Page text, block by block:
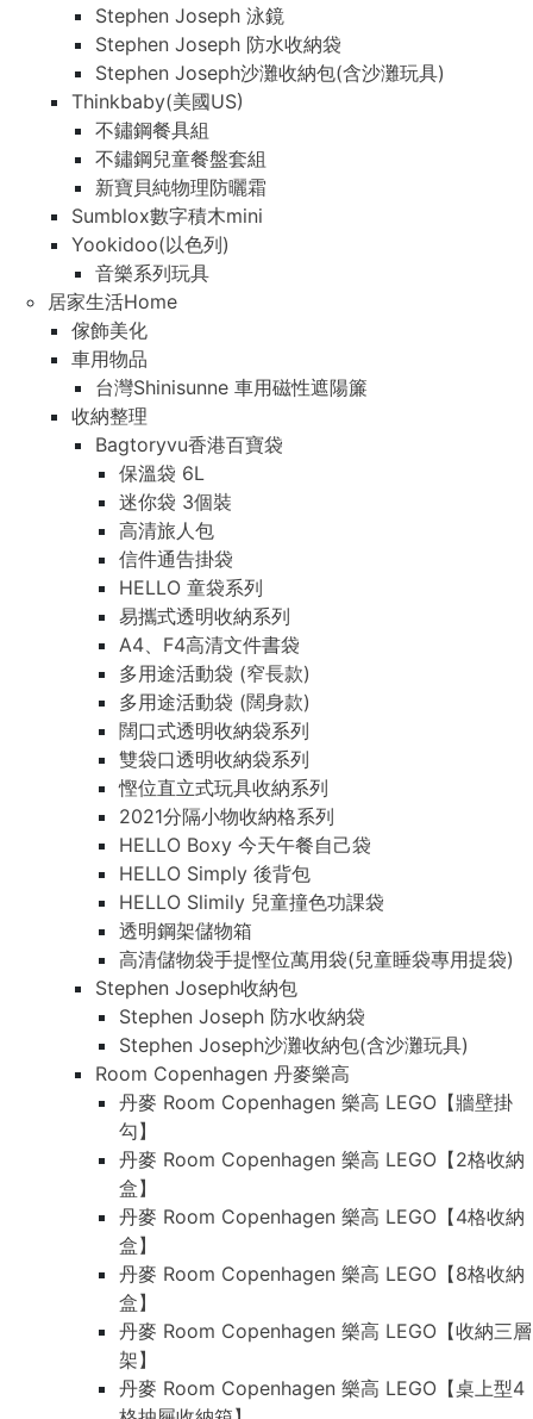
Stephen Joseph 泳鏡
Stephen Joseph 防水收納袋
Stephen Joseph沙灘收納包(含沙灘玩具)
Thinkbaby(美國US)
不鏽鋼餐具組
不鏽鋼兒童餐盤套組
新寶貝純物理防曬霜
Sumblox數字積木mini
Yookidoo(以色列)
音樂系列玩具
居家生活Home
傢飾美化
車用物品
台灣Shinisunne 車用磁性遮陽簾
收納整理
Bagtoryvu香港百寶袋
保溫袋 6L
迷你袋 3個裝
高清旅人包
信件通告掛袋
HELLO 童袋系列
易攜式透明收納系列
A4、F4高清文件書袋
多用途活動袋 (窄長款)
多用途活動袋 (闊身款)
闊口式透明收納袋系列
雙袋口透明收納袋系列
慳位直立式玩具收納系列
2021分隔小物收納格系列
HELLO Boxy 今天午餐自己袋
HELLO Simply 後背包
HELLO Slimily 兒童撞色功課袋
透明鋼架儲物箱
高清儲物袋手提慳位萬用袋(兒童睡袋專用提袋)
Stephen Joseph收納包
Stephen Joseph 防水收納袋
Stephen Joseph沙灘收納包(含沙灘玩具)
Room Copenhagen 丹麥樂高
丹麥 Room Copenhagen 樂高 LEGO【牆壁掛
勾】
丹麥 Room Copenhagen 樂高 LEGO【2格收納
盒】
丹麥 Room Copenhagen 樂高 LEGO【4格收納
盒】
丹麥 Room Copenhagen 樂高 LEGO【8格收納
盒】
丹麥 Room Copenhagen 樂高 LEGO【收納三層
架】
丹麥 Room Copenhagen 樂高 LEGO【桌上型4